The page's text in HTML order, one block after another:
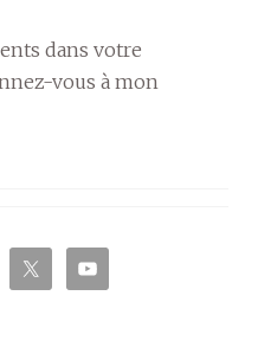
dans votre
vous à mon